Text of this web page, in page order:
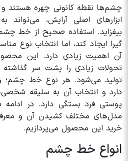
چشم‌ها نقطه کانونی چهره هستند
ابزارهای اصلی آرایش، می‌تواند
بیفزاید. استفاده صحیح از خط
گیرا ایجاد کند، اما انتخاب نوع
آن اهمیت زیادی دارد. این
تحولات زیادی را پشت سر گذاشته
تولید می‌شود. هر نوع خط چشم؛
دارد و انتخاب آن به سلیقه
پوستی فرد بستگی دارد. در
مدل‌های مختلف کشیدن آن و
خرید این محصول می‌پردازیم.
انواع خط چشم